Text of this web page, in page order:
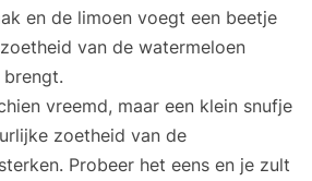
en de limoen voegt een beetje
van de watermeloen
vreemd, maar een klein snufje
zoetheid van de
Probeer het eens en je zult